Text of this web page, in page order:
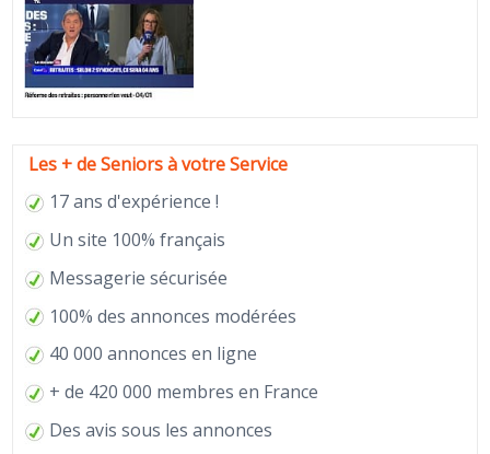
Les + de Seniors à votre Service
17 ans d'expérience !
Un site 100% français
Messagerie sécurisée
100% des annonces modérées
40 000 annonces en ligne
+ de 420 000 membres en France
Des avis sous les annonces